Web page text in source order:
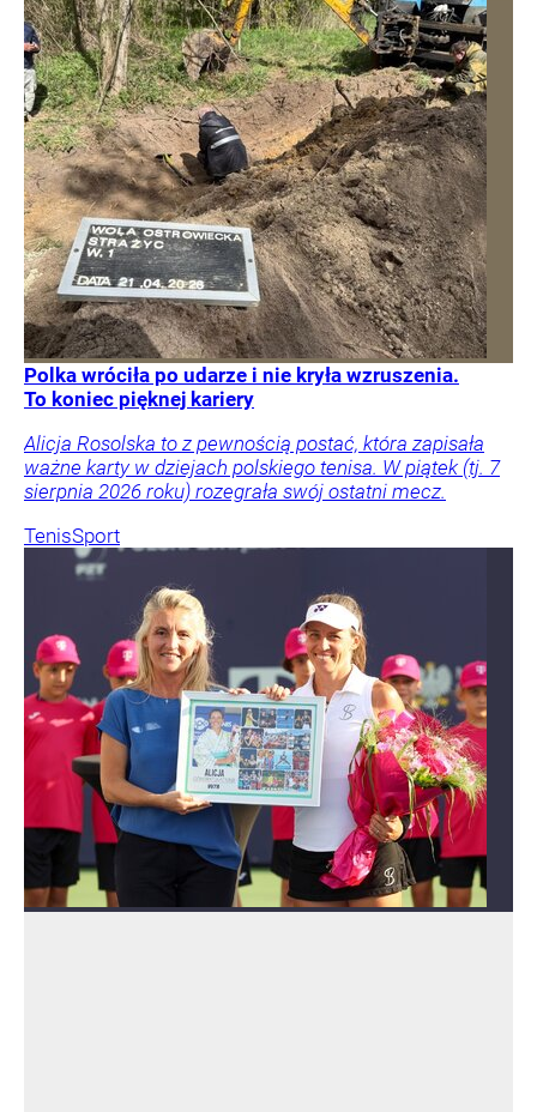
Polka wróciła po udarze i nie kryła wzruszenia.
To koniec pięknej kariery
Alicja Rosolska to z pewnością postać, która zapisała
ważne karty w dziejach polskiego tenisa. W piątek (tj. 7
sierpnia 2026 roku) rozegrała swój ostatni mecz.
TenisSport